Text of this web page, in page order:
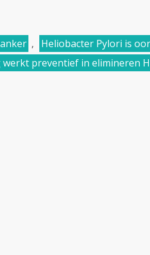
,
Heliobacter Pylori is
werkt preventief in elimineren